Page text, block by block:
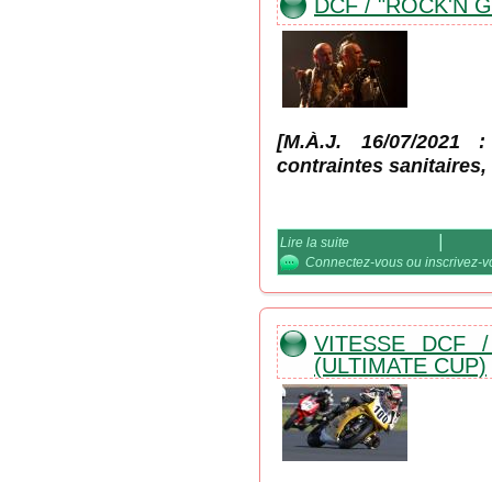
DCF / "ROCK'N
[M.À.J. 16/07/
contraintes sanitaires,
Lire la suite
Connectez-vous ou inscrivez-
VITESSE DCF
(ULTIMATE CUP)